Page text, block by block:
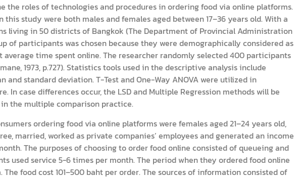
the roles of technologies and procedures in ordering food via online platforms.
study were both males and females aged between 17–36 years old. With a
living in 50 districts of Bangkok (The Department of Provincial Administration
of participants was chosen because they were demographically considered as
average time spent online. The researcher randomly selected 400 participants
1973, p.727). Statistics tools used in the descriptive analysis include
and standard deviation. T-Test and One-Way ANOVA were utilized in
In case differences occur, the LSD and Multiple Regression methods will be
the multiple comparison practice.
ordering food via online platforms were females aged 21–24 years old,
married, worked as private companies’ employees and generated an income
The purposes of choosing to order food online consisted of queueing and
used service 5-6 times per month. The period when they ordered food online
The food cost 101–500 baht per order. The sources of information consisted of